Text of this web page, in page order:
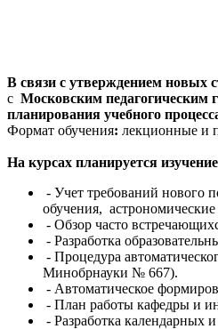
В связи с утверждением новых
с Московским
планирования учебного
Формат обучения: лекционные и
На курсах планируется
- Учет требований нового
обучения,
- Обзор часто
- Разработка
- Процедура
Минобрнауки № 667).
- Автоматическое
- План работы кафедры и
- Разработка календарных